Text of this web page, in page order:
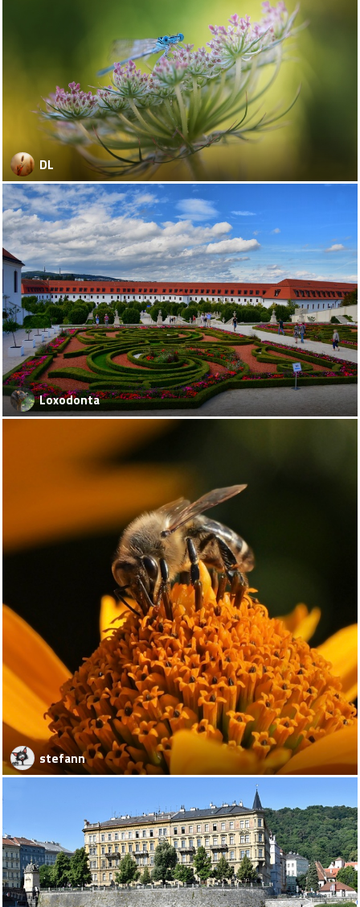
DL
Loxodonta
stefann